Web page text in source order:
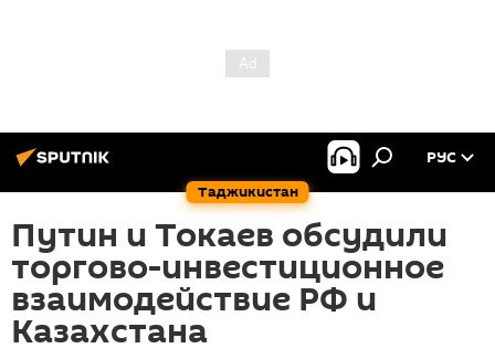
Таджикистан
РУС
Путин и Токаев обсудили
торгово-инвестиционное
взаимодействие РФ и
Казахстана